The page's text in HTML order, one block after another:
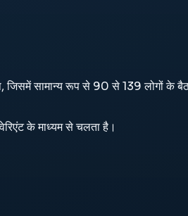
जिसमें सामान्य रूप से 90 से 139 लोगों
के माध्यम से चलता है।